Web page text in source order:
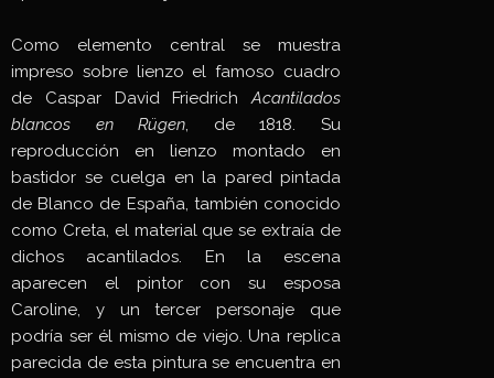
Como elemento central se muestra
impreso sobre lienzo el famoso cuadro
de Caspar David FriedrichAcantilados
blancos en Rügen, de 1818. Su
reproducción en lienzo montado en
bastidor se cuelga en la pared pintada
de Blanco de España, también conocido
como Creta, el material que se extraía de
dichos acantilados. En la escena
aparecen el pintor con su esposa
Caroline, y un tercer personaje que
podría ser él mismo de viejo. Una replica
parecida de esta pintura se encuentra en